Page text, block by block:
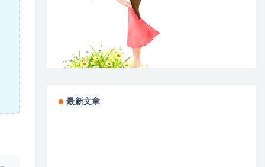
最新文章